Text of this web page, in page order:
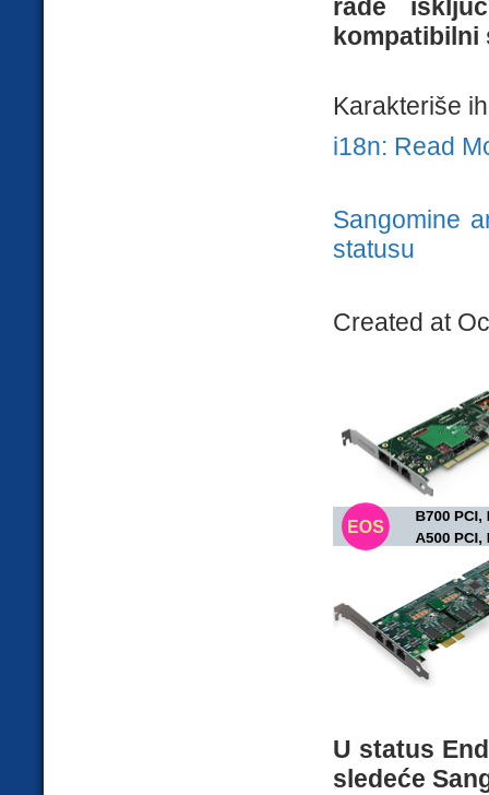
rade
kompatibilni
Karakteriše
i18n: Read
Sangomine
statusu
Created at
U status
sledeće